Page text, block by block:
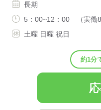
長期
5：00~12：00 （実働
土曜 日曜 祝日
約1分